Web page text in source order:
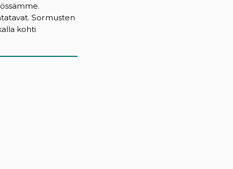
Sormusten
kohti